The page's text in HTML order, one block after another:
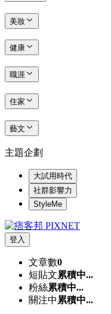
美妝
健康
職涯
住家
藝文
主題企劃
大試用時代
社群影響力
StyleMe
登入
文章數0
短貼文累積中...
粉絲累積中...
關注中 累積中...